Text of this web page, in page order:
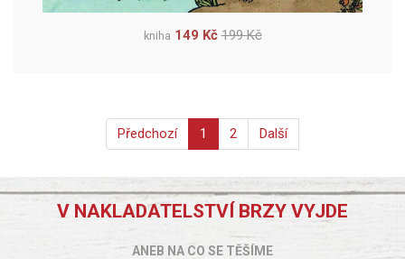
kniha 149 Kč 199 Kč
Předchozí 1 2 Další
V NAKLADATELSTVÍ BRZY VYJDE
ANEB NA CO SE TĚŠÍME